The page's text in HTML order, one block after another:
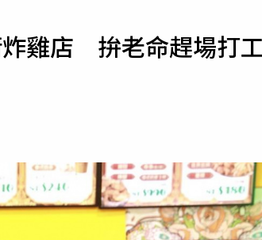
運勢
炸雞店 拚老命趕場打